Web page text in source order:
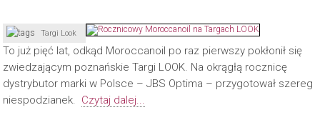
Targi Look
To już pięć lat, odkąd Moroccanoil po raz pierwszy pokłonił się
zwiedzającym poznańskie Targi LOOK. Na okrągłą rocznicę
dystrybutor marki w Polsce – JBS Optima – przygotował szereg
niespodzianek. Czytaj dalej...